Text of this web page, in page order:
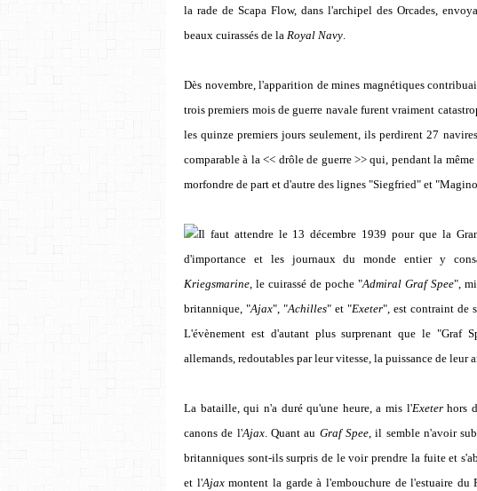
la rade de Scapa Flow, dans l'archipel des Orcades,
beaux cuirassés de la Royal Navy
Dès novembre, l'apparition de mines magnétiques
trois premiers mois de guerre navale furent vraiment
les quinze premiers jours seulement, ils perdirent 27
comparable à la << drôle de guerre >> qui, pendant la
morfondre de part et d'autre des lignes "Siegfried" et
Il faut attendre le 13 décembre 1939 pour que la
d'importance et les journaux du monde entier y
Kriegsmarine , le cuirassé de poche "Admiral Graf Spee",
britannique, "Ajax", "Achilles" et "Exeter", est contraint de
L'évènement est d'autant plus surprenant que le "Graf
allemands, redoutables par leur vitesse, la puissance de leur
La bataille, qui n'a duré qu'une heure, a mis l'Exeterhors
canons de l'Ajax. Quant au Graf Spee, il semble n'avoir
britanniques sont-ils surpris de le voir prendre la fuite et
et l'Ajaxmontent la garde à l'embouchure de l'estuaire du